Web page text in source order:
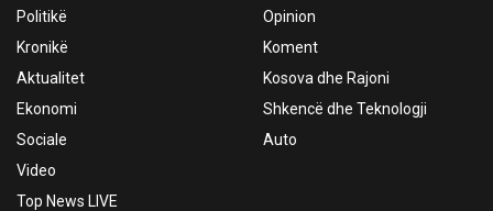
Politikë
Kronikë
Aktualitet
Ekonomi
Sociale
Video
Top News LIVE
Opinion
Koment
Kosova dhe Rajoni
Shkencë dhe Teknologji
Auto